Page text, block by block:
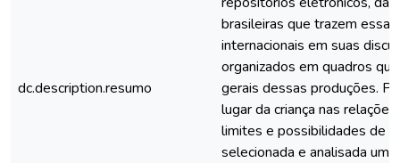
dc.description.resumo
brasileiras que trazem
internacionais em suas
organizados em quadros
gerais dessas produções.
lugar da criança nas
limites e possibilidades de
selecionada e analisada